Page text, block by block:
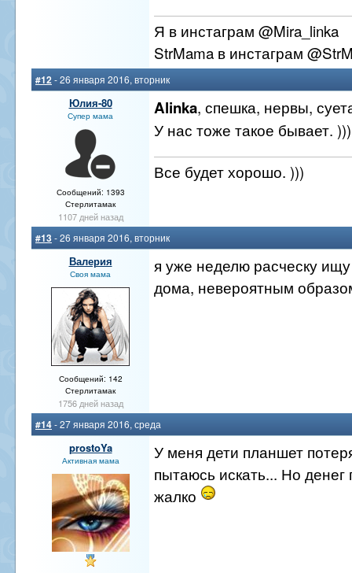
Я в инстаграм @Mira_linka
StrMama в инстаграм
#12 - 26 января 2016, вторник
Юлия-80
Супер мама
Сообщений: 1393
Стерлитамак
1107 дней назад
Alinka, спешка, нервы,
У нас тоже такое бывает. )))
Все будет хорошо. )))
#13- 26 января 2016, вторник
Валерия
Своя мама
Сообщений: 142
Стерлитамак
1756 дней назад
я уже неделю расческу
дома, невероятным
#14- 27 января 2016, среда
prostoYa
Активная мама
У меня дети планшет
пытаюсь искать... Но
жалко